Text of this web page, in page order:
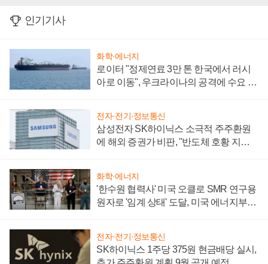
인기기사
화학·에너지
로이터 "정제연료 3만 톤 한국에서 러시
아로 이동", 우크라이나의 공격에 수요 늘
전자·전기·정보통신
삼성전자 SK하이닉스 소극적 주주환원
에 해외 증권가 비판, "반도체 호황 지속
화학·에너지
'한수원 협력사' 미국 오클로 SMR 연구용
원자로 '임계 상태' 도달, 미국 에너지부
전자·전기·정보통신
SK하이닉스 1주당 375원 현금배당 실시,